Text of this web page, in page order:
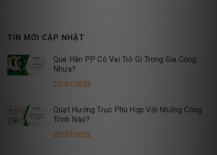
TIN MỚI CẬP NHẬT
Que Hàn PP Có Vai Trò Gì Trong Gia Công
Nhựa?
27/07/2026
Quạt Hướng Trục Phù Hợp Với Những Công
Trình Nào?
22/07/2026